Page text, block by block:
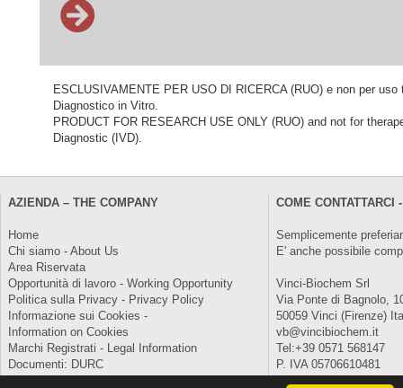
ESCLUSIVAMENTE PER USO DI RICERCA (RUO) e non per
Diagnostico in Vitro.
PRODUCT FOR RESEARCH USE ONLY (RUO) and not for
Diagnostic (IVD).
AZIENDA – THE COMPANY
Home
Chi siamo - About Us
Area Riservata
Opportunità di lavoro - Working Opportunity
Politica sulla Privacy - Privacy Policy
Informazione sui Cookies -
Information on Cookies
Marchi Registrati - Legal Information
Documenti: DURC
COME CONTATTARCI
Semplicemente
E' anche possibile
Vinci-Biochem Srl
Via Ponte di Bagnolo,
50059 Vinci (Firenze)
vb@vincibiochem.it
Tel:+39 0571 568147
P. IVA 05706610481